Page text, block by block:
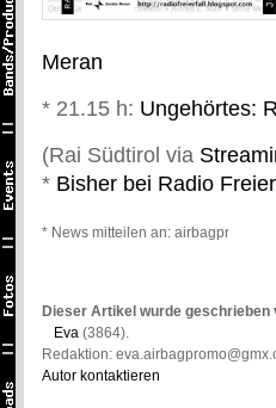
Meran
* 21.15 h: Ungehörtes:
(Rai Südtirol via
* Bisher bei Radio Freier
* News mitteilen an:
Dieser Artikel wurde geschrieben
Eva (3864).
Redaktion:
Autor kontaktieren